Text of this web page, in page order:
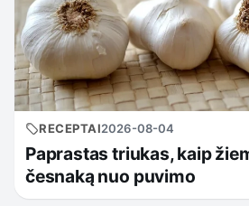
RECEPTAI2026-08-04
Paprastas triukas, kaip
česnaką nuo puvimo